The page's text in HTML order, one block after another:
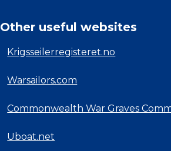
Other useful websites
Krigsseilerregisteret.no
Warsailors.com
Commonwealth War Graves
Uboat.net